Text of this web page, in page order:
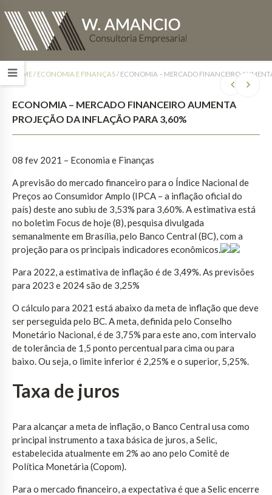
HOME/ ECONOMIA E FINANÇAS/ ECONOMIA – MERCADO FINANCEIRO
ECONOMIA – MERCADO FINANCEIRO AUMENTA
PROJEÇÃO DA INFLAÇÃO PARA 3,60%
08 fev 2021 – Economia e Finanças
A previsão do mercado financeiro para o Índice Nacional de
Preços ao Consumidor Amplo (IPCA – a inflação oficial do
país) deste ano subiu de 3,53% para 3,60%. A estimativa está
no boletim Focus de hoje (8), pesquisa divulgada
semanalmente em Brasília, pelo Banco Central (BC), com a
projeção para os principais indicadores econômicos.
Para 2022, a estimativa de inflação é de 3,49%. As previsões
para 2023 e 2024 são de 3,25%
O cálculo para 2021 está abaixo da meta de inflação que deve
ser perseguida pelo BC. A meta, definida pelo Conselho
Monetário Nacional, é de 3,75% para este ano, com intervalo
de tolerância de 1,5 ponto percentual para cima ou para
baixo. Ou seja, o limite inferior é 2,25% e o superior, 5,25%.
Taxa de juros
Para alcançar a meta de inflação, o Banco Central usa como
principal instrumento a taxa básica de juros, a Selic,
estabelecida atualmente em 2% ao ano pelo Comitê de
Política Monetária (Copom).
Para o mercado financeiro, a expectativa é que a Selic encerre